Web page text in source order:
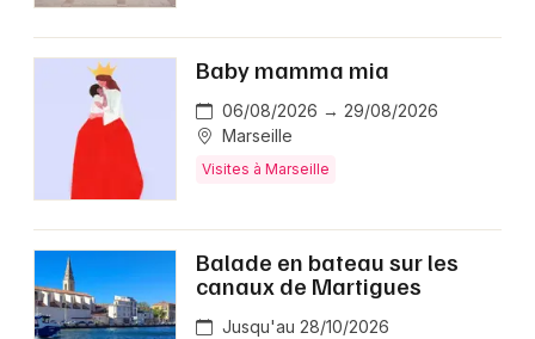
Baby mamma mia
06/08/2026 → 29/08/2026
Marseille
Visites à Marseille
Balade en bateau sur les
canaux de Martigues
Jusqu'au 28/10/2026